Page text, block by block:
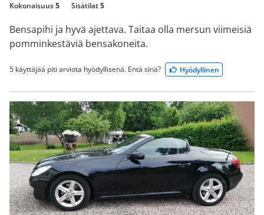
Kokonaisuus5 Sisätilat5
Bensapihi ja hyvä ajettava. Taitaa olla mersun viimeisiä
pomminkestäviä bensakoneita.
5 käyttäjää piti arviota hyödyllisenä. Entä sinä? Hyödyllinen